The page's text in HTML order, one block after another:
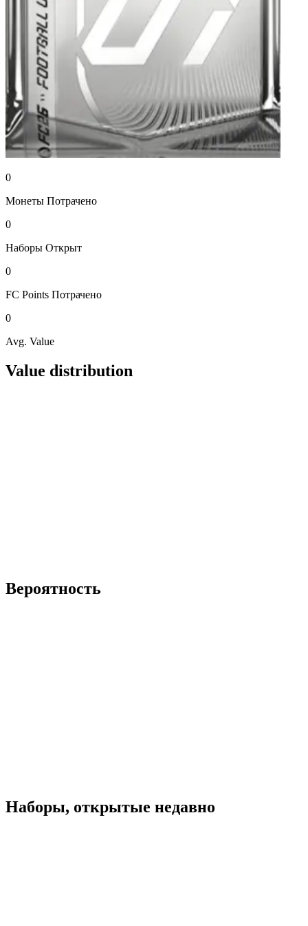
0
Монеты Потрачено
0
Наборы Открыт
0
FC Points Потрачено
0
Avg. Value
Value distribution
Вероятность
Наборы, открытые недавно